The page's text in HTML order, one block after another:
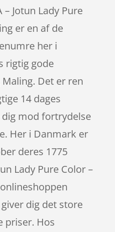
– Jotun Lady Pure
er en af de
her i
rigtig gode
Det er ren
14 dages
mod fortrydelse
Her i Danmark er
deres 1775
Lady Pure Color –
dig det store
priser. Hos